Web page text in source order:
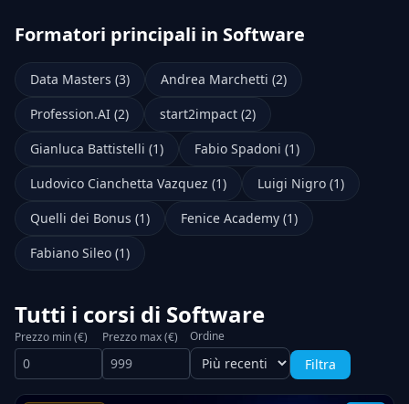
Formatori principali in Software
Data Masters (3)
Andrea Marchetti (2)
Profession.AI (2)
start2impact (2)
Gianluca Battistelli (1)
Fabio Spadoni (1)
Ludovico Cianchetta Vazquez (1)
Luigi Nigro (1)
Quelli dei Bonus (1)
Fenice Academy (1)
Fabiano Sileo (1)
Tutti i corsi di Software
Prezzo min (€) Prezzo max (€) Ordine
Filtra